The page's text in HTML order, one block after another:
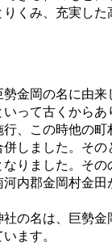
くみ、充実した
金岡の名に由来
って古くからあ
、この時他の町
しました。その
りました。その
内郡金岡村金田
の名は、巨勢金
ます。